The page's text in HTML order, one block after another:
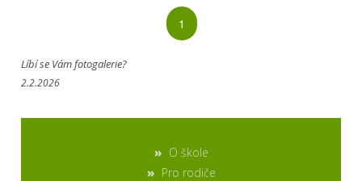
1
Líbí se Vám fotogalerie?
2.2.2026
O škole
Pro rodiče